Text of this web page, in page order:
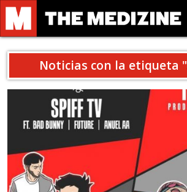
Noticias con la etiqueta "